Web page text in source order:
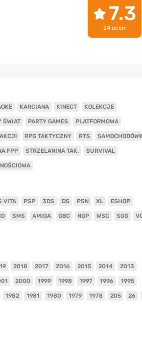
7.3
24 ocen
KARCIANA KINECT KOLEKCJE
ŚWIAT PARTY GAMES PLATFORMOWA
RPG TAKTYCZNY RTS
FPP STRZELANINA TAK. SURVIVAL
VITA PSP 3DS DS PSN XL ESHOP
SMS AMIGA GBC NGP WSC SGG
2018 2017 2016 2015 2014 2013
2000 1999 1998 1997 1996 1995
1982 1981 1980 1979 1978 205 26